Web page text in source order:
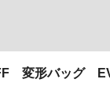
変形バッグ